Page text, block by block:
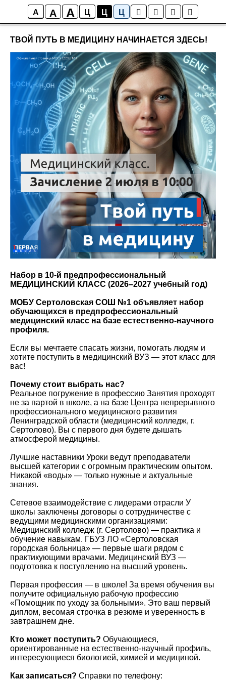
A A A Ц Ц Ц
Новости школы
ТВОЙ ПУТЬ В МЕДИЦИНУ НАЧИНАЕТСЯ ЗДЕСЬ!
Набор в 10-й предпрофессиональный
МЕДИЦИНСКИЙ КЛАСС (2026–2027 учебный год)
МОБУ Сертоловская СОШ №1 объявляет набор
обучающихся в предпрофессиональный
медицинский класс на базе естественно-научного
профиля.
Если вы мечтаете спасать жизни, помогать людям и
хотите поступить в медицинский ВУЗ — этот класс для
вас!
Почему стоит выбрать нас?
Реальное погружение в профессию Занятия проходят
не за партой в школе, а на базе Центра непрерывного
профессионального медицинского развития
Ленинградской области (медицинский колледж, г.
Сертолово). Вы с первого дня будете дышать
атмосферой медицины.
Лучшие наставники Уроки ведут преподаватели
высшей категории с огромным практическим опытом.
Никакой «воды» — только нужные и актуальные
знания.
Сетевое взаимодействие с лидерами отрасли У
школы заключены договоры о сотрудничестве с
ведущими медицинскими организациями:
Медицинский колледж (г. Сертолово) — практика и
обучение навыкам. ГБУЗ ЛО «Сертоловская
городская больница» — первые шаги рядом с
практикующими врачами. Медицинский ВУЗ —
подготовка к поступлению на высший уровень.
Первая профессия — в школе! За время обучения вы
получите официальную рабочую профессию
«Помощник по уходу за больными». Это ваш первый
диплом, весомая строчка в резюме и уверенность в
завтрашнем дне.
Кто может поступить? Обучающиеся,
ориентированные на естественно-научный профиль,
интересующиеся биологией, химией и медициной.
Как записаться? Справки по телефону: